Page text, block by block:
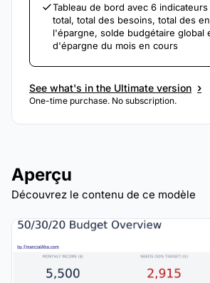
Tableau de bord avec 6
total, total des besoins, total des
l'épargne, solde budgétaire global
d'épargne du mois en cours
See what's in the Ultimate version ›
One-time purchase. No subscription.
Aperçu
Découvrez le contenu de ce modèle